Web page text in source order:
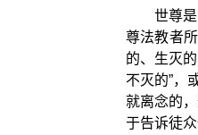
世尊
尊法教者
的、生灭
不灭的”，
就离念的
于告诉徒